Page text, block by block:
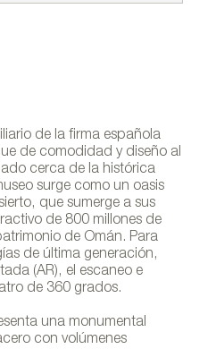
de la firma española
de comodidad y diseño al
cerca de la histórica
surge como un oasis
que sumerge a sus
de 800 millones de
de Omán. Para
de última generación,
(AR), el escaneo e
de 360 grados.
una monumental
con volúmenes